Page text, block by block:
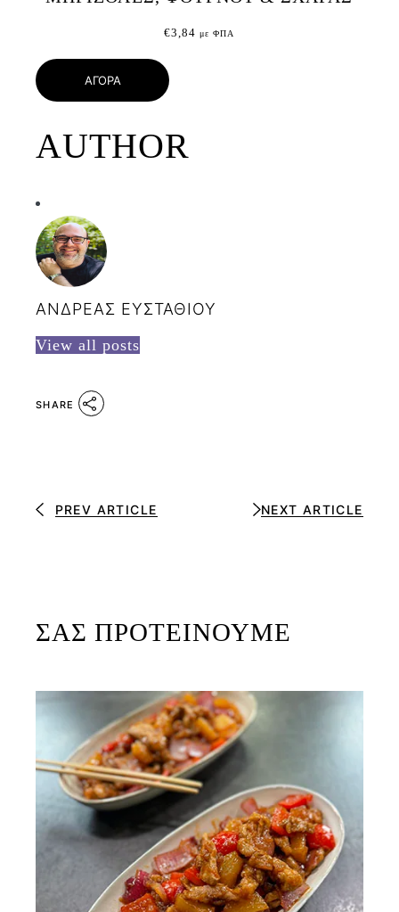
€3,84 με ΦΠΑ
ΑΓΟΡΑ
AUTHOR
ΑΝΔΡΕΑΣ ΕΥΣΤΑΘΙΟΥ
View all posts
SHARE
PREV ARTICLE NEXT ARTICLE
ΣΑΣ ΠΡΟΤΕΙΝΟΥΜΕ